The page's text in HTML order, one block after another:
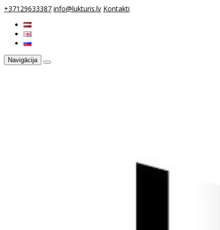
+37129633387 info@lukturis.lv Kontakti
Navigācija